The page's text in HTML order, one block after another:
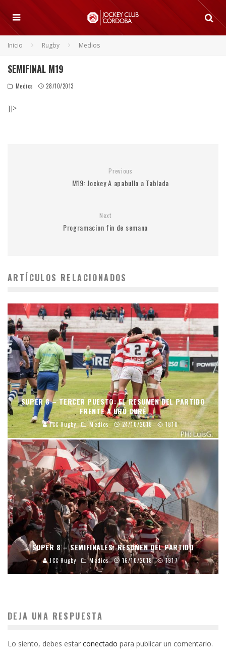
Inicio Rugby Medios
SEMIFINAL M19
Medios 28/10/2013
]]>
Previous
M19: Jockey A apabullo a Tablada
Next
Programacion fin de semana
ARTÍCULOS RELACIONADOS
SUPER 8 – TERCER PUESTO: EL RESUMEN DEL PARTIDO
FRENTE A URÚ CURÉ
JCC Rugby Medios 24/10/2018 1810
SUPER 8 – SEMIFINALES: RESUMEN DEL PARTIDO
JCC Rugby Medios 16/10/2018 1917
DEJA UNA RESPUESTA
Lo siento, debes estar conectado para publicar un comentario.